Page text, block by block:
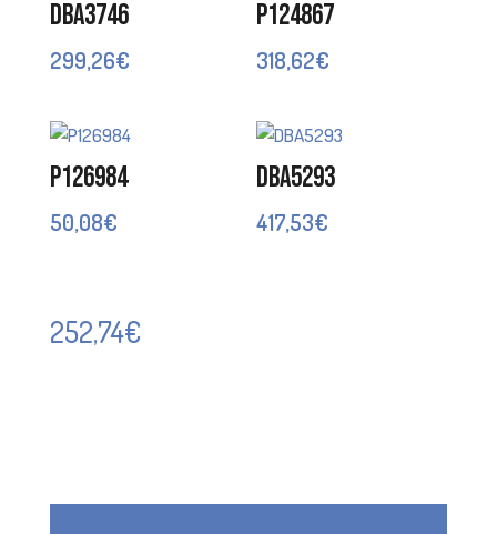
DBA3746
299,26€
P124867
318,62€
P126984
50,08€
DBA5293
417,53€
252,74€